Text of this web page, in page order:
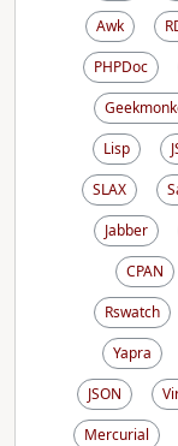
Awk
PHPDoc
Lisp
SLAX
Jabber
CPAN
Rswatch
Yapra
JSON
Mercurial